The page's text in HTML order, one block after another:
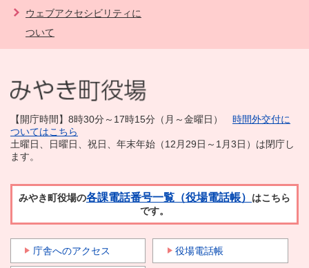
ウェブアクセシビリティに
ついて
【開庁時間】8時30分～17時15分（月～金曜日） 時間外交付に
ついてはこちら
土曜日、日曜日、祝日、年末年始（12月29日～1月3日）は閉庁し
ます。
みやき町役場の各課電話番号一覧（役場電話帳） はこちら
です。
庁舎へのアクセス 役場電話帳